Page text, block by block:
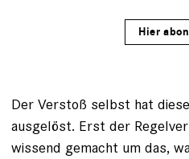
Hier
Der Verstoß selbst hat
ausgelöst. Erst der
wissend gemacht um das,